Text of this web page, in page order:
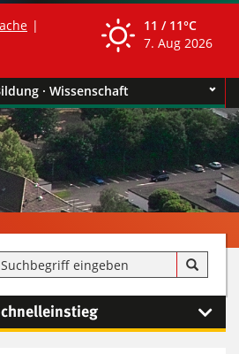
11 / 11°C
7. Aug 2026
· Wissenschaft